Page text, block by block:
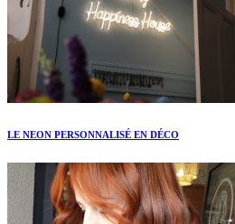
LE NEON PERSONNALISÉ EN DÉCO